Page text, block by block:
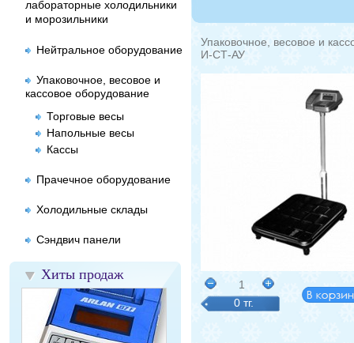
лабораторные холодильники
и морозильники
Нейтральное оборудование
Упаковочное, весовое и
кассовое оборудование
Торговые весы
Напольные весы
Кассы
Прачечное оборудование
Холодильные склады
Сэндвич панели
Хиты продаж
Упаковочное, весовое и
И-СТ-АУ
1
0 тг.